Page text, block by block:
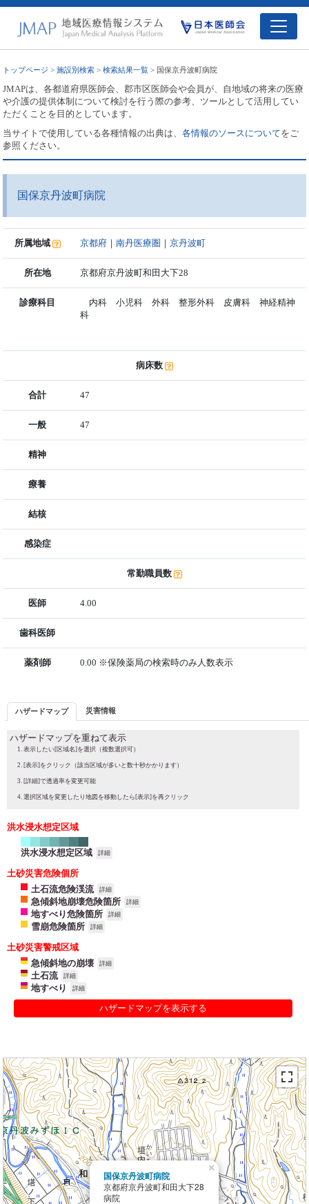
トップページ >施設別検索 >検索結果一覧 > 国保京丹波町病院
JMAPは、各都道府県医師会、郡市区医師会や会員が、自地域の将来の医療
や介護の提供体制について検討を行う際の参考、ツールとして活用してい
ただくことを目的としています。
当サイトで使用している各種情報の出典は、各情報のソースについてをご
参照ください。
国保京丹波町病院
所属地域 京都府 ｜南丹医療圏 ｜京丹波町
所在地 京都府京丹波町和田大下28
診療科目
内科 小児科 外科 整形外科 皮膚科 神経精神
科
病床数
合計 47
一般 47
精神
療養
結核
感染症
常勤職員数
医師 4.00
歯科医師
薬剤師 0.00 ※保険薬局の検索時のみ人数表示
ハザードマップ 災害情報
ハザードマップを重ねて表示
表示したい[区域名]を選択（複数選択可）
[表示]をクリック（該当区域が多いと数十秒かかります）
[詳細]で透過率を変更可能
選択区域を変更したり地図を移動したら[表示]を再クリック
洪水浸水想定区域
洪水浸水想定区域 詳細
土砂災害危険個所
土石流危険渓流
詳細
急傾斜地崩壊危険箇所 詳細
地すべり危険箇所 詳細
雪崩危険箇所 詳細
土砂災害警戒区域
急傾斜地の崩壊
詳細
土石流 詳細
地すべり 詳細
ハザードマップを表示する
国保京丹波町病院
京都府京丹波町和田大下28
病院
×